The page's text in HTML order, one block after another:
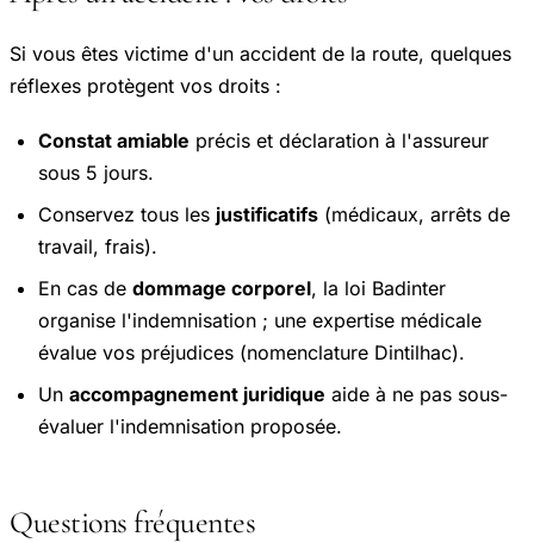
Si vous êtes victime d'un accident de la route, quelques
réflexes protègent vos droits :
Constat amiable précis et déclaration à l'assureur
sous 5 jours.
Conservez tous les justificatifs (médicaux, arrêts de
travail, frais).
En cas de dommage corporel, la loi Badinter
organise l'indemnisation ; une expertise médicale
évalue vos préjudices (nomenclature Dintilhac).
Un accompagnement juridique aide à ne pas sous-
évaluer l'indemnisation proposée.
Questions fréquentes